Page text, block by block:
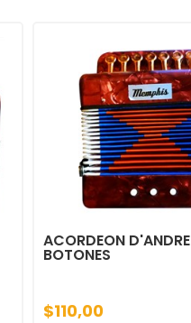
ACORDEON
BOTONES
$110,00